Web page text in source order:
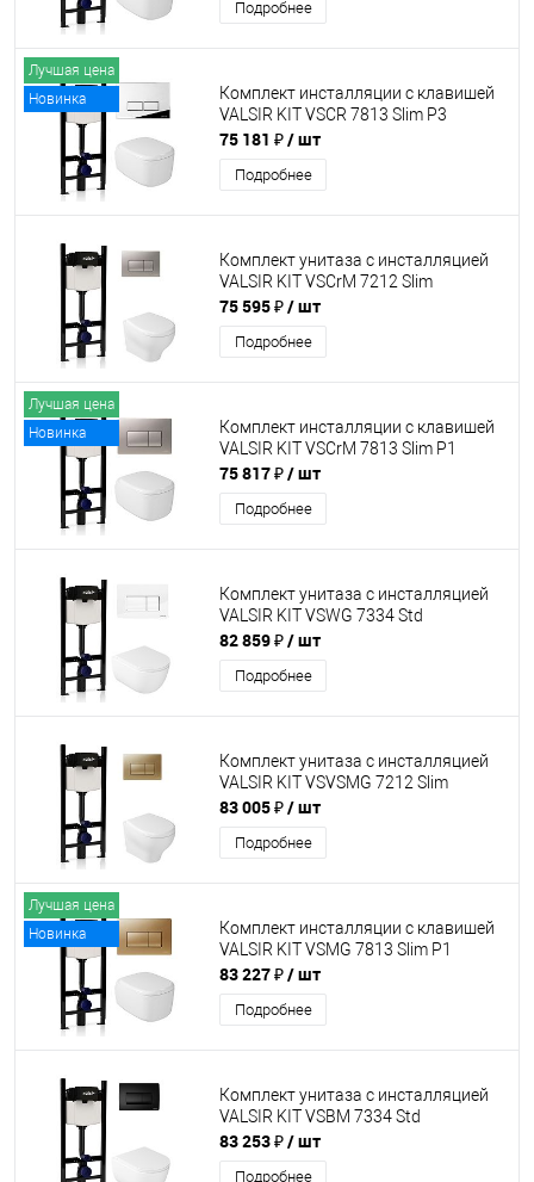
Подробнее
Лучшая цена
Новинка
Комплект инсталляции с клавишей
VALSIR KIT VSCR 7813 Slim P3
75 181 ₽/ шт
Подробнее
Комплект унитаза с инсталляцией
VALSIR KIT VSCrM 7212 Slim
75 595 ₽/ шт
Подробнее
Лучшая цена
Новинка
Комплект инсталляции с клавишей
VALSIR KIT VSCrM 7813 Slim P1
75 817 ₽/ шт
Подробнее
Комплект унитаза с инсталляцией
VALSIR KIT VSWG 7334 Std
82 859 ₽/ шт
Подробнее
Комплект унитаза с инсталляцией
VALSIR KIT VSVSMG 7212 Slim
83 005 ₽/ шт
Подробнее
Лучшая цена
Новинка
Комплект инсталляции с клавишей
VALSIR KIT VSMG 7813 Slim P1
83 227 ₽/ шт
Подробнее
Комплект унитаза с инсталляцией
VALSIR KIT VSBM 7334 Std
83 253 ₽/ шт
Подробнее